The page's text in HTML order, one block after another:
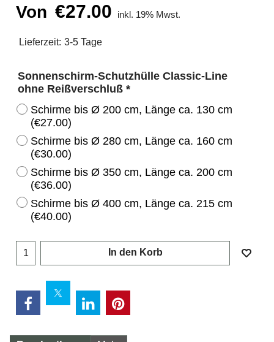
Von €27.00 inkl. 19% Mwst.
Lieferzeit: 3-5 Tage
Sonnenschirm-Schutzhülle Classic-Line
ohne Reißverschluß *
Schirme bis Ø 200 cm, Länge ca. 130 cm
(€27.00)
Schirme bis Ø 280 cm, Länge ca. 160 cm
(€30.00)
Schirme bis Ø 350 cm, Länge ca. 200 cm
(€36.00)
Schirme bis Ø 400 cm, Länge ca. 215 cm
(€40.00)
In den Korb